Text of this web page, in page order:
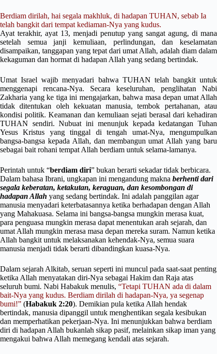
Berdiam dirilah, hai segala makhluk, di hadapan TUHAN, sebab Ia
telah bangkit dari tempat kediaman-Nya yang kudus.
Ayat terakhir, ayat 13, menjadi penutup yang sangat agung, di mana
setelah semua janji kemuliaan, perlindungan, dan keselamatan
disampaikan, tanggapan yang tepat dari umat Allah, adalah diam dalam
kekaguman dan hormat di hadapan Allah yang sedang bertindak.
Umat Israel wajib menyadari bahwa TUHAN telah bangkit untuk
menggenapi rencana-Nya. Secara keseluruhan, penglihatan Nabi
Zakharia yang ke tiga ini mengajarkan, bahwa masa depan umat Allah
tidak ditentukan oleh kekuatan manusia, tembok pertahanan, atau
kondisi politik. Keamanan dan kemuliaan sejati berasal dari kehadiran
TUHAN sendiri. Nubuat ini menunjuk kepada kedatangan Tuhan
Yesus Kristus yang tinggal di tengah umat-Nya, mengumpulkan
bangsa-bangsa kepada Allah, dan membangun umat Allah yang baru
sebagai bait rohani tempat Allah berdiam untuk selama-lamanya.
Perintah untuk “berdiam diri” bukan berarti sekadar tidak berbicara.
Dalam bahasa Ibrani, ungkapan ini mengandung makna berhenti dari
segala keberatan, ketakutan, keraguan, dan kesombongan di
hadapan Allah yang sedang bertindak. Ini adalah panggilan agar
manusia menyadari keterbatasannya ketika berhadapan dengan Allah
yang Mahakuasa. Selama ini bangsa-bangsa mungkin merasa kuat,
para penguasa mungkin merasa dapat menentukan arah sejarah, dan
umat Allah mungkin merasa masa depan mereka suram. Namun ketika
Allah bangkit untuk melaksanakan kehendak-Nya, semua suara
manusia menjadi tidak berarti dibandingkan kuasa-Nya.
Dalam sejarah Alkitab, seruan seperti ini muncul pada saat-saat penting
ketika Allah menyatakan diri-Nya sebagai Hakim dan Raja atas
seluruh bumi. Nabi Habakuk menulis, “Tetapi TUHAN ada di dalam
bait-Nya yang kudus. Berdiam dirilah di hadapan-Nya, ya segenap
bumi!” (Habakuk 2:20). Demikian pula ketika Allah hendak
bertindak, manusia dipanggil untuk menghentikan segala kesibukan
dan memperhatikan pekerjaan-Nya. Ini menunjukkan bahwa berdiam
diri di hadapan Allah bukanlah sikap pasif, melainkan sikap iman yang
mengakui bahwa Allah memegang kendali atas sejarah.